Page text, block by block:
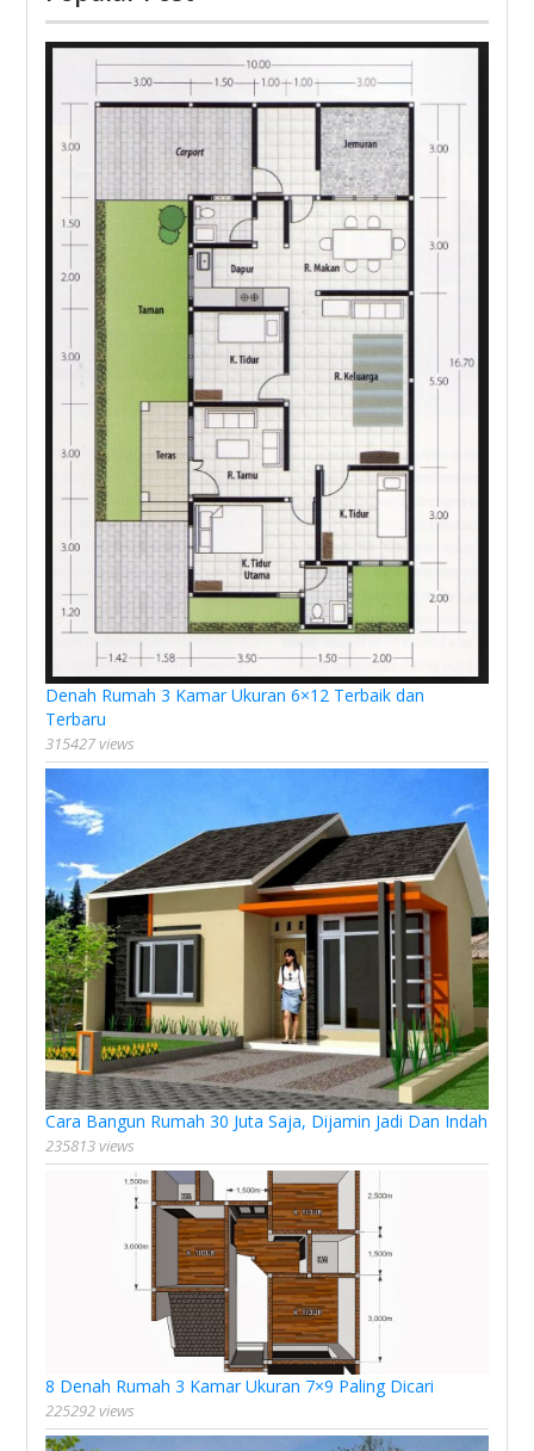
Denah Rumah 3 Kamar Ukuran 6×12 Terbaik dan
Terbaru
315427 views
Cara Bangun Rumah 30 Juta Saja, Dijamin Jadi Dan Indah
235813 views
8 Denah Rumah 3 Kamar Ukuran 7×9 Paling Dicari
225292 views